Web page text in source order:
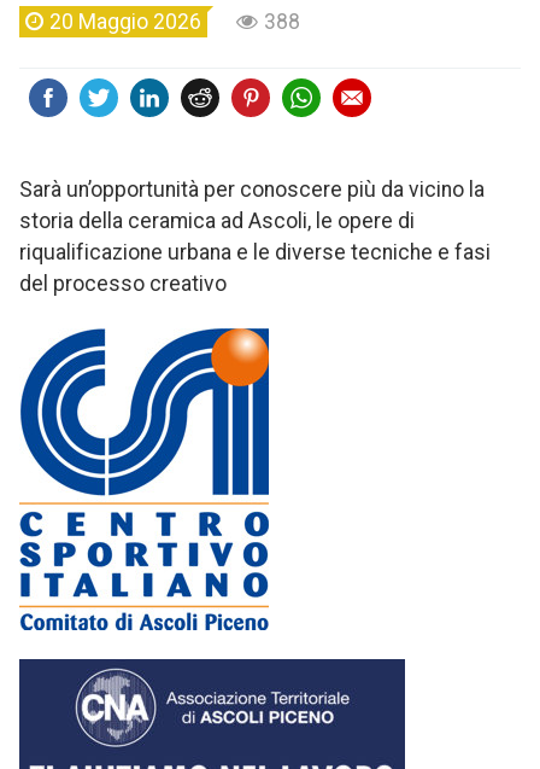
20 Maggio 2026 388
Sarà un’opportunità per conoscere più da vicino la
storia della ceramica ad Ascoli, le opere di
riqualificazione urbana e le diverse tecniche e fasi
del processo creativo